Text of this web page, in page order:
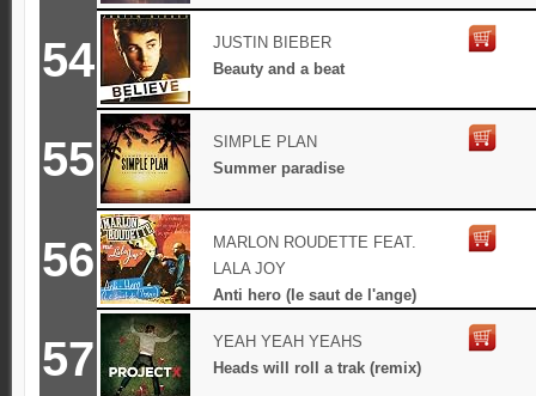
54
JUSTIN BIEBER
Beauty and a beat
55
SIMPLE PLAN
Summer paradise
56
MARLON ROUDETTE FEAT.
LALA JOY
Anti hero (le saut de l'ange)
57
YEAH YEAH YEAHS
Heads will roll a trak (remix)